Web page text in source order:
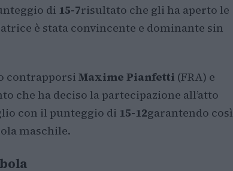
di 15-7risultato che gli ha aperto le
è stata convincente e dominante sin
contrapporsi Maxime Pianfetti (FRA) e
che ha deciso la partecipazione all’atto
con il punteggio di 15-12garantendo così
maschile.